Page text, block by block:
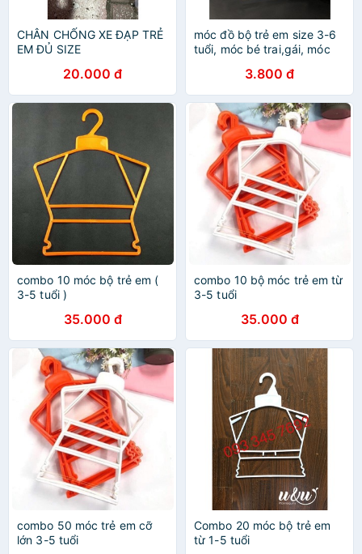
CHÂN CHỐNG XE ĐẠP TRẺ
EM ĐỦ SIZE
20.000 đ
móc đồ bộ trẻ em size 3-6
tuổi, móc bé trai,gái, móc
quần áo trẻ em
3.800 đ
combo 10 móc bộ trẻ em (
3-5 tuổi )
35.000 đ
combo 10 bộ móc trẻ em từ
3-5 tuổi
35.000 đ
combo 50 móc trẻ em cỡ
lớn 3-5 tuổi
Combo 20 móc bộ trẻ em
từ 1-5 tuổi